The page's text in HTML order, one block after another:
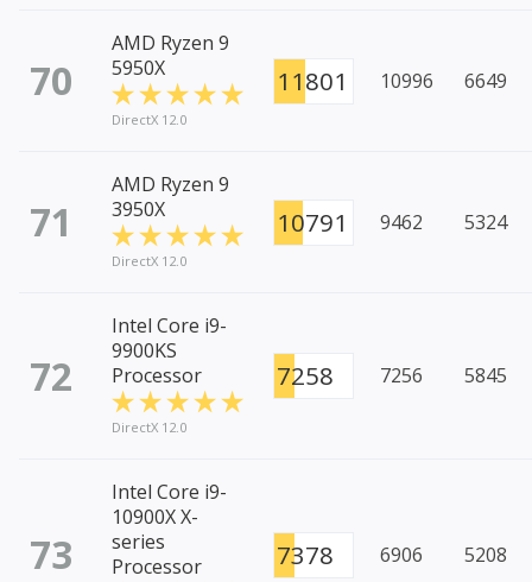
70
AMD Ryzen 9
5950X
DirectX 12.0
11801 10996 6649
71
AMD Ryzen 9
3950X
DirectX 12.0
10791 9462 5324
72
Intel Core i9-
9900KS
Processor
DirectX 12.0
7258 7256 5845
73
Intel Core i9-
10900X X-
series
Processor
7378 6906 5208